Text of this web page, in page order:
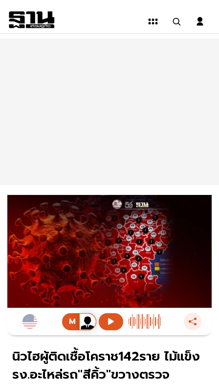
นิวไฮผู้ติดเชื้อโคราช142ราย ไม้แข็ง
รง.อะไหล่รถ"สีคิ้ว"ขวางตรวจ